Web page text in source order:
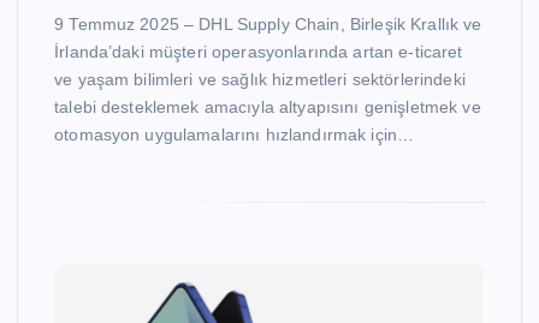
9 Temmuz 2025 – DHL Supply Chain, Birleşik Krallık ve
İrlanda’daki müşteri operasyonlarında artan e-ticaret
ve yaşam bilimleri ve sağlık hizmetleri sektörlerindeki
talebi desteklemek amacıyla altyapısını genişletmek ve
otomasyon uygulamalarını hızlandırmak için…